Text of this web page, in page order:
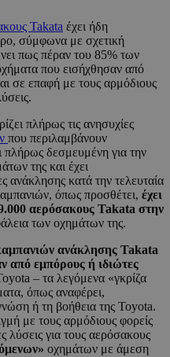
Takata έχει ήδη
σύμφωνα με σχετική
πως πέραν του 85% των
που εισήχθησαν από
σε επαφή με τους αρμόδιους
πλήρως τις ανησυχίες
που περιλαμβάνουν
δεσμευμένη για την
της και έχει
ανάκλησης κατά την τελευταία
όπως προσθέτει, έχει
αερόσακους Takata στην
των οχημάτων της.
ανάκλησης Takata
από εμπόρους ή ιδιώτες
– τα λεγόμενα «γκρίζα
όπως αναφέρει,
ή τη βοήθεια της Toyota.
με τους αρμόδιους φορείς
λύσεις για τους αερόσακους
οχημάτων με άμεση